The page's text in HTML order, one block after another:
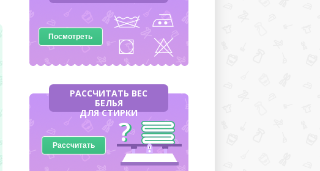
Посмотреть
РАССЧИТАТЬ ВЕС
БЕЛЬЯ
ДЛЯ СТИРКИ
Рассчитать